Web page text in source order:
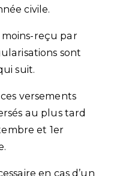
civile.
reçu par
sont
suit.
versements
au plus tard
et 1er
en cas d’un